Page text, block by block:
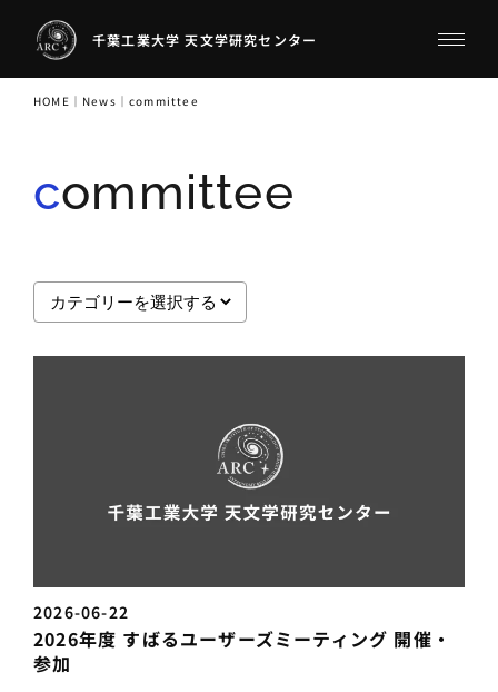
千葉工業大学 天文学研究センター
HOME ｜ News ｜committee
committee
2026-06-22
2026年度 すばるユーザーズミーティング 開催・
参加